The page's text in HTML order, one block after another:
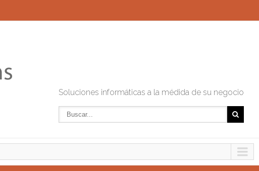
Soluciones informáticas a la médida de su negocio